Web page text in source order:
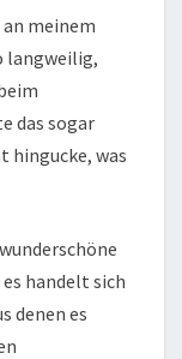
meinem
langweilig,
das sogar
hingucke, was
handelt sich
denen es